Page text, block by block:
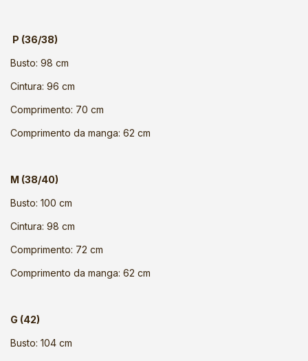
P (36/38)
Busto: 98 cm
Cintura: 96 cm
Comprimento: 70 cm
Comprimento da manga: 62 cm
M (38/40)
Busto: 100 cm
Cintura: 98 cm
Comprimento: 72 cm
Comprimento da manga: 62 cm
G (42)
Busto: 104 cm